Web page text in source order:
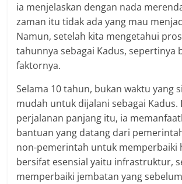
ia menjelaskan dengan nada
zaman itu tidak ada yang mau
Namun, setelah kita mengetahui
tahunnya sebagai Kadus, sepertinya
faktornya.
Selama 10 tahun, bukan waktu yang
mudah untuk dijalani sebagai Kadus.
perjalanan panjang itu, ia
bantuan yang datang dari
non-pemerintah untuk memperbaiki
bersifat esensial yaitu infrastruktur,
memperbaiki jembatan yang